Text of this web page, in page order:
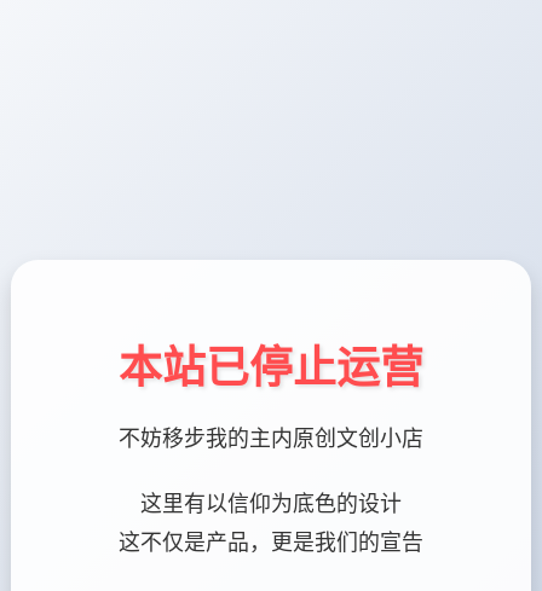
本站已停止运营
不妨移步我的主内原创文创小店
这里有以信仰为底色的设计
这不仅是产品，更是我们的宣告